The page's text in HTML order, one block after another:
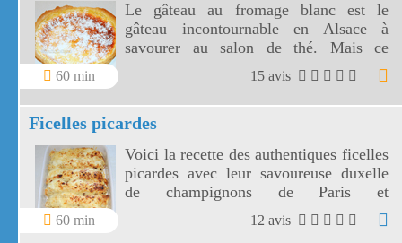
60 min
Le gâteau au fromage blanc est le
gâteau incontournable en Alsace à
savourer au salon de thé. Mais ce
gâteau au fromage blanc est facilement
réalisable chez vous avec des
ingrédients faciles à trouver et de plus
économiques.
15 avis
Ficelles picardes
60 min
Voici la recette des authentiques ficelles
picardes avec leur savoureuse duxelle
de champignons de Paris et
échalotes.Les ficelles picardes sont le
repas idéal de vos soirées d'hiver!
12 avis